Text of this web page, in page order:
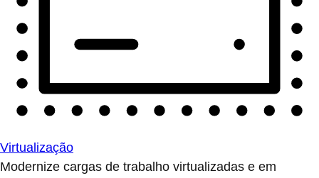
Virtualização
Modernize cargas de trabalho virtualizadas e em